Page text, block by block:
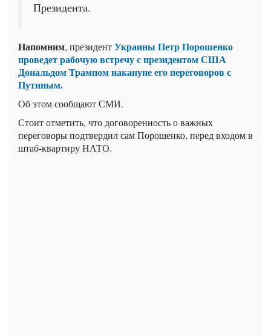
Президента.
Напомним, президентУкраины Петр Порошенко
проведет рабочую встречу с президентом США
Дональдом Трампом накануне его переговоров с
Путиным.
Об этом сообщают СМИ.
Стоит отметить, что договоренность о важных
переговоры подтвердил сам Порошенко, перед входом в
штаб-квартиру НАТО.